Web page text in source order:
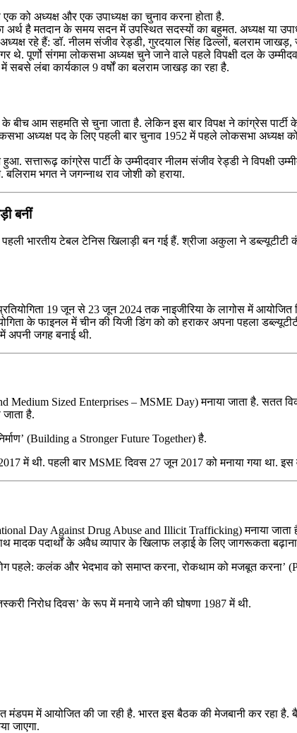
अध्यक्ष और एक उपाध्यक्ष का चुनाव करना होता है.
अर्थ है मतदान के समय सदन में उपस्थित सदस्यों का बहुमत. अध्यक्ष या
रहे हैं: डॉ. नीलम संजीव रेड्डी, गुरदयाल सिंह ढिल्लों, बलराम जाखड़,
पूर्णो संगमा लोकसभा अध्यक्ष चुने जाने वाले पहले विपक्षी दल के
लंबा कार्यकाल 9 वर्षों का बलराम जाखड़ का रहा है.
आम सहमति से चुना जाता है. लेकिन इस बार विपक्ष ने कांग्रेस पार्टी
अध्यक्ष पद के लिए पहली बार चुनाव 1952 में पहले लोकसभा अध्यक्ष
कांग्रेस पार्टी के उम्मीदवार नीलम संजीव रेड्डी ने विपक्षी
भगत ने जगन्नाथ राव जोशी को हराया.
बनीं
भारतीय टेबल टेनिस खिलाड़ी बन गई हैं. श्रीजा अकुला ने डब्ल्यूटीटी
19 जून से 23 जून 2024 तक नाइजीरिया के लागोस में आयोजित
के फाइनल में चीन की यिजी डिंग को को हराकर अपना पहला
अपनी जगह बनाई थी.
Medium Sized Enterprises – MSME Day) मनाया जाता है. सतत
है.
(Building a Stronger Future Together) है.
में थी. पहली बार MSME दिवस 27 जून 2017 को मनाया गया था. इस
Day Against Drug Abuse and Illicit Trafficking) मनाया
मादक पदार्थों के अवैध व्यापार के खिलाफ लड़ाई के लिए जागरूकता
पहले: कलंक और भेदभाव को समाप्त करना, रोकथाम को मजबूत
निरोध दिवस’ के रूप में मनाये जाने की घोषणा 1987 में थी.
मंडपम में आयोजित की जा रही है. भारत इस बैठक की मेजबानी कर रहा
जाएगा.